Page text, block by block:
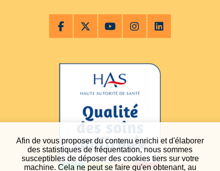
Afin de vous proposer du contenu enrichi et d'élaborer
des statistiques de fréquentation, nous sommes
susceptibles de déposer des cookies tiers sur votre
machine. Cela ne peut se faire qu'en obtenant, au